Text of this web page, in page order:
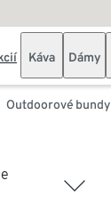
Káva Dámy
Outdoorové bundy